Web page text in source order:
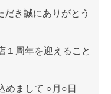
き誠にありがとう
１周年を迎えること
めまして ○月○日